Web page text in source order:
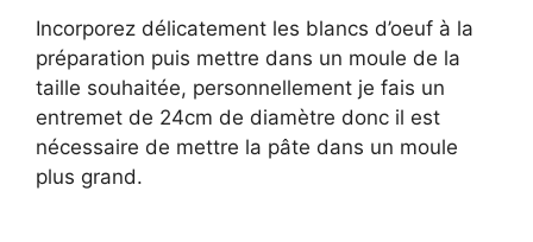
Incorporez délicatement les blancs d’oeuf à la
préparation puis mettre dans un moule de la
taille souhaitée, personnellement je fais un
entremet de 24cm de diamètre donc il est
nécessaire de mettre la pâte dans un moule
plus grand.